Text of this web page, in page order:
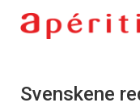
Svenskene